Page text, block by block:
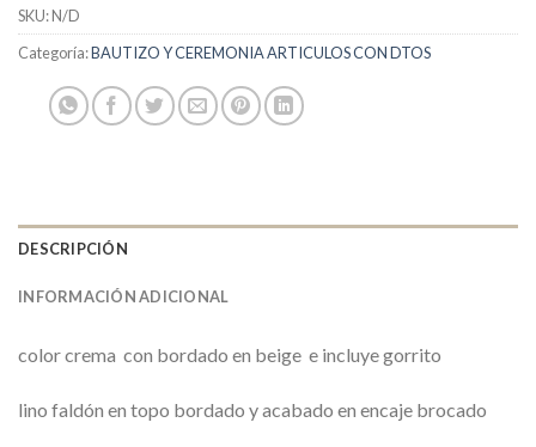
SKU:N/D
Categoría:BAUTIZO Y CEREMONIA ARTICULOS CON DTOS
DESCRIPCIÓN
INFORMACIÓN ADICIONAL
color crema con bordado en beige e incluye gorrito
lino faldón en topo bordado y acabado en encaje brocado